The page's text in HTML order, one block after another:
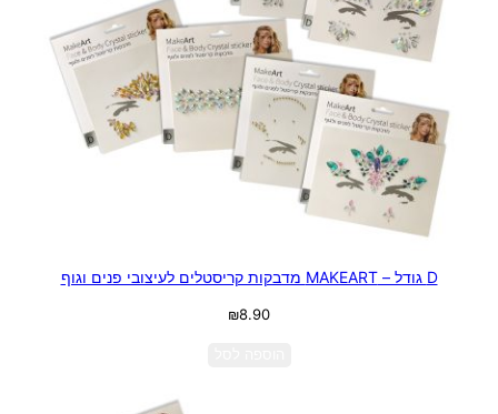
D גודל – MAKEART מדבקות קריסטלים לעיצובי פנים וגוף
₪8.90